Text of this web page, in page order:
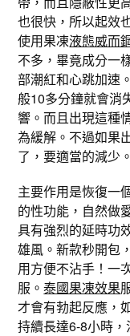
也很快，所以起效
使用果凍液態威而
不多，畢竟成分一
部潮紅和心跳加速
般10多分鐘就會消
響。而且出現這種
為緩解。不過如果
了，要適當的減少。
主要作用是恢復一
的性功能，自然做
具有強烈的延時功
雄風。新款秒開包
用方便不沾手！一
服。泰國果凍效果
才會有勃起反應，
持續長達6-8小時